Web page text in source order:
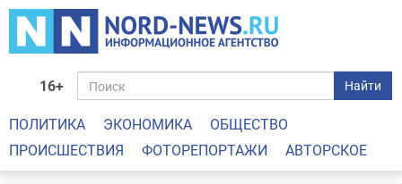
16+ Найти
ПОЛИТИКА ЭКОНОМИКА
ОБЩЕСТВО
ПРОИСШЕСТВИЯ
ФОТОРЕПОРТАЖИ АВТОРСКОЕ